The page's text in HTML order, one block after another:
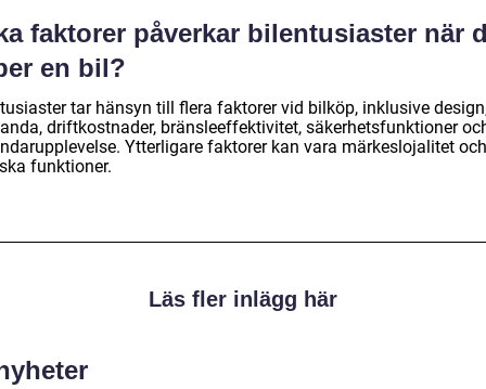
faktorer påverkar bilentusiaster när
en bil?
tar hänsyn till flera faktorer vid bilköp, inklusive
driftkostnader, bränsleeffektivitet, säkerhetsfunktioner
Ytterligare faktorer kan vara märkeslojalitet och
funktioner.
Läs fler inlägg här